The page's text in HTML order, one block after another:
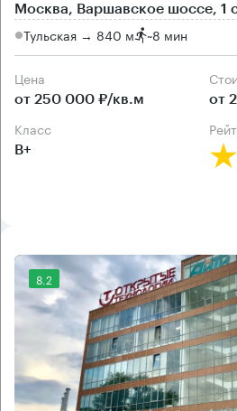
Москва, Варшавское шоссе, 1
Тульская → 840 м ~8 мин
Цена
от 250 000 ₽/кв.м от
класс
B+
8.2